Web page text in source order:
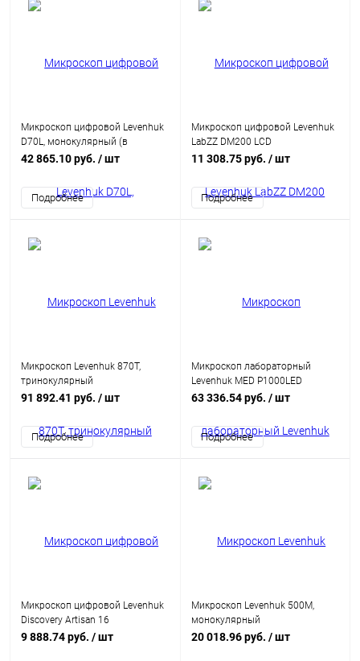
Микроскоп цифровой Levenhuk
D70L, монокулярный (в
комплекте набор для опытов)
42 865.10 руб. / шт
Подробнее
Микроскоп цифровой Levenhuk
LabZZ DM200 LCD
11 308.75 руб. / шт
Подробнее
Микроскоп Levenhuk 870T,
тринокулярный
91 892.41 руб. / шт
Подробнее
Микроскоп лабораторный
Levenhuk MED P1000LED
63 336.54 руб. / шт
Подробнее
Микроскоп цифровой Levenhuk
Discovery Artisan 16
9 888.74 руб. / шт
Микроскоп Levenhuk 500M,
монокулярный
20 018.96 руб. / шт